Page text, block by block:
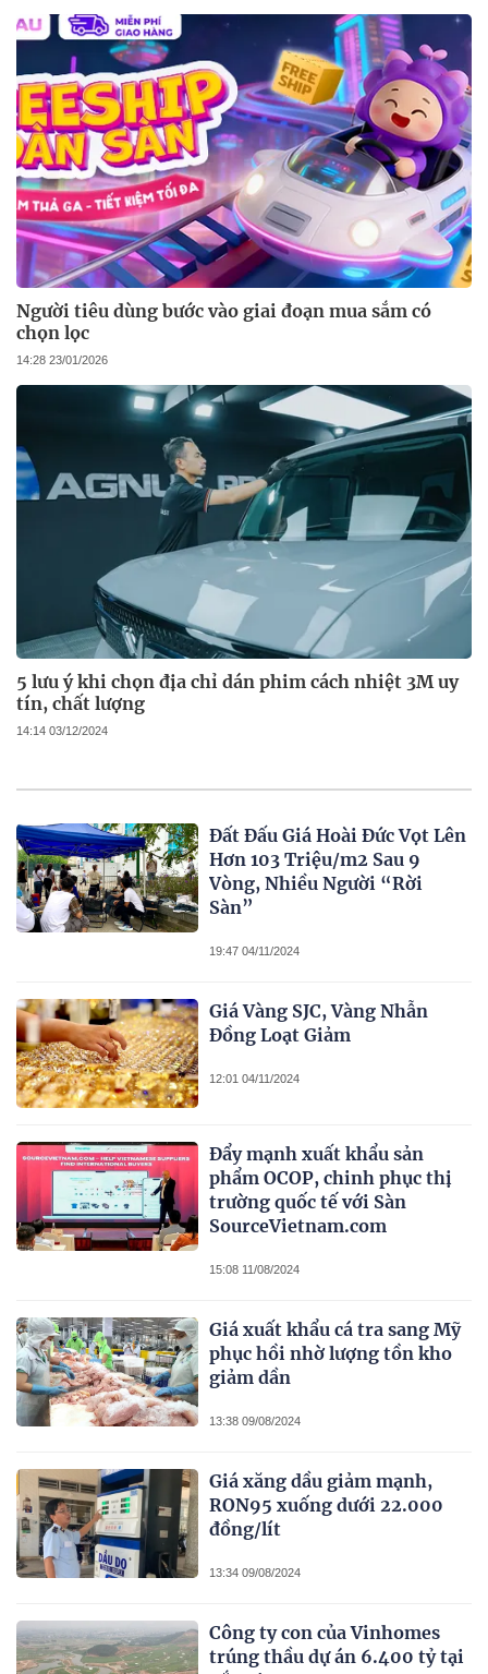
Quốc Nguyễn xuất hiện như một đại diện cho thế hệ người Việt
trẻ theo đuổi tư duy tự do, nơi thời gian và tài chính không còn là
những giới hạn cứng nhắc, mà trở thành mục tiêu có thể thiết kế.
Không xây dựng hình ảnh hào nhoáng hay đánh vào những lời
hứa “đổi đời nhanh chóng”, hành trình của Andy được định hình
bằng một triết lý đơn giản nhưng sâu sắc: “Muốn đi xa, phải đi
cùng một hệ thống.”
Người tiêu dùng bước vào giai đoạn mua sắm có
chọn lọc
14:28 23/01/2026
5 lưu ý khi chọn địa chỉ dán phim cách nhiệt 3M uy
tín, chất lượng
14:14 03/12/2024
Đất Đấu Giá Hoài Đức Vọt Lên
Hơn 103 Triệu/m2 Sau 9
Vòng, Nhiều Người “Rời
Sàn”
19:47 04/11/2024
Giá Vàng SJC, Vàng Nhẫn
Đồng Loạt Giảm
12:01 04/11/2024
Đẩy mạnh xuất khẩu sản
phẩm OCOP, chinh phục thị
trường quốc tế với Sàn
SourceVietnam.com
15:08 11/08/2024
Giá xuất khẩu cá tra sang Mỹ
phục hồi nhờ lượng tồn kho
giảm dần
13:38 09/08/2024
Giá xăng dầu giảm mạnh,
RON95 xuống dưới 22.000
đồng/lít
13:34 09/08/2024
Công ty con của Vinhomes
trúng thầu dự án 6.400 tỷ tại